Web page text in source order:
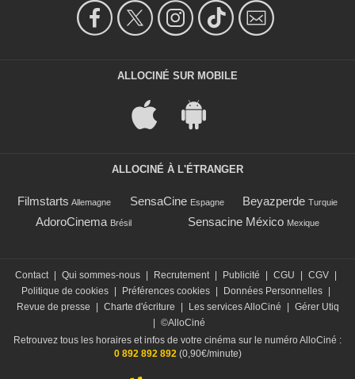
ALLOCINÉ SUR MOBILE
ALLOCINÉ À L'ÉTRANGER
Filmstarts Allemagne SensaCine Espagne Beyazperde Turquie
AdoroCinema Brésil Sensacine México Mexique
Contact Qui sommes-nous Recrutement Publicité CGU CGV
Politique de cookies
Préférences cookies Données Personnelles
Revue de presse
Charte d'écriture Les services AlloCiné
Gérer Utiq
©AlloCiné
Retrouvez tous les horaires et infos de votre cinéma sur le numéro AlloCiné :
0 892 892 892(0,90€/minute)